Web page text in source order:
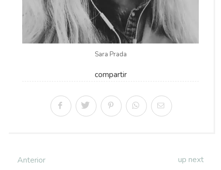
Sara Prada
compartir
Anterior up next